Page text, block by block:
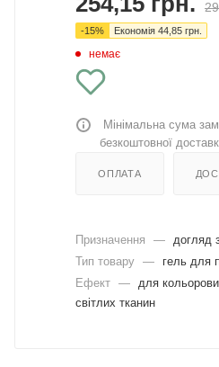
-15% Економія 44,85 грн.
немає
Мінімальна сума
безкоштовної
ОПЛАТА
Призначення —
догляд
Тип товару —
гель для
Ефект —
для
світлих тканин